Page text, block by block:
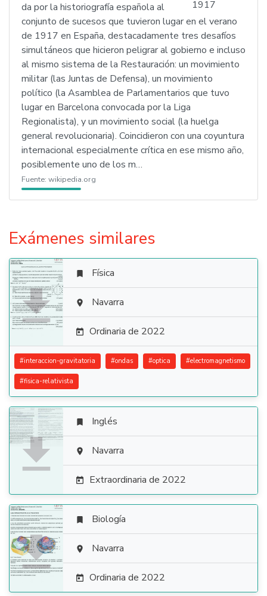
da por la historiografía española al
conjunto de sucesos que tuvieron lugar en el verano
de 1917 en España, destacadamente tres desafíos
simultáneos que hicieron peligrar al gobierno e incluso
al mismo sistema de la Restauración: un movimiento
militar (las Juntas de Defensa), un movimiento
político (la Asamblea de Parlamentarios que tuvo
lugar en Barcelona convocada por la Liga
Regionalista), y un movimiento social (la huelga
general revolucionaria). Coincidieron con una coyuntura
internacional especialmente crítica en ese mismo año,
posiblemente uno de los m…
Fuente: wikipedia.org
Exámenes similares

 Física
 Navarra
 Ordinaria de 2022
#interaccion-gravitatoria #ondas #optica #electromagnetismo
#fisica-relativista

 Inglés
 Navarra
 Extraordinaria de 2022

 Biología
 Navarra
 Ordinaria de 2022